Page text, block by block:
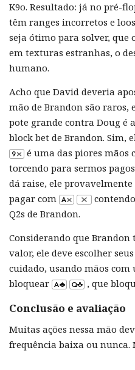
K9o. Resultado: já no pré-
têm ranges incorretos e
seja ótimo para solver,
em texturas estranhas, o
humano.
Acho que David deveria
mão de Brandon são raros,
pote grande contra Doug é
block bet de Brandon. Sim,
é uma das piores mãos
torcendo para sermos
dá raise, ele provavelmente
pagar com
Q2s de Brandon.
Considerando que Brandon
valor, ele deve escolher
cuidado, usando mãos
bloquear
, que
Conclusão e avaliação
Muitas ações nessa mão
frequência baixa ou nunca.